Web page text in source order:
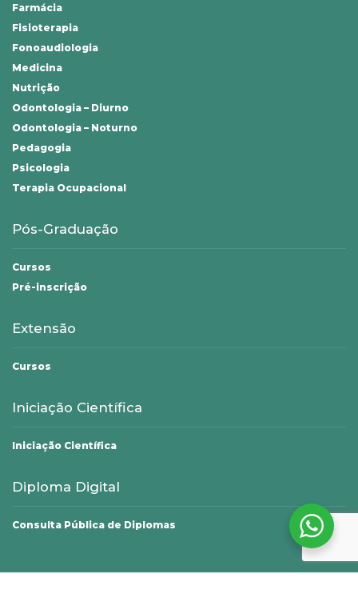
Farmácia
Fisioterapia
Fonoaudiologia
Medicina
Nutrição
Odontologia – Diurno
Odontologia – Noturno
Pedagogia
Psicologia
Terapia Ocupacional
Pós-Graduação
Cursos
Pré-inscrição
Extensão
Cursos
Iniciação Científica
Iniciação Científica
Diploma Digital
Consulta Pública de Diplomas